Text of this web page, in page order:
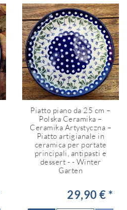
Piatto piano da 25 cm –
Polska Ceramika –
Ceramika Artystyczna –
Piatto artigianale in
ceramica per portate
principali, antipasti e
dessert - - Winter
Garten
29,90 € *